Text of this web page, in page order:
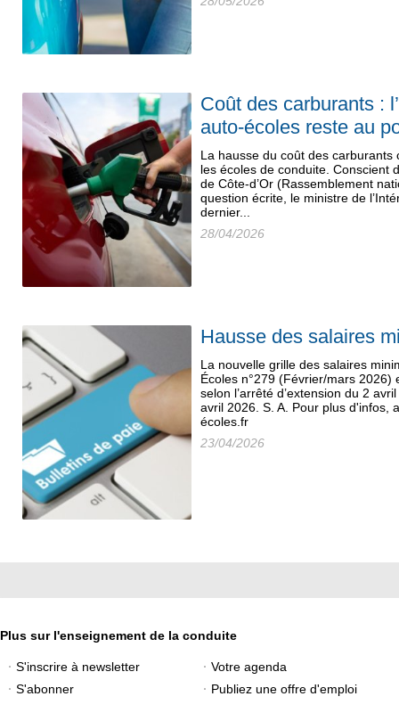
Coût des carburants :
auto-écoles reste au
La hausse du coût des
les écoles de conduite. Conscient
de Côte-d’Or (Rassemblement
question écrite, le ministre de
dernier...
28/04/2026
Hausse des salaires
La nouvelle grille des salaires
Écoles n°279 (Février/mars
selon l’arrêté d’extension du 2
avril 2026. S. A. Pour plus d'infos,
écoles.fr
23/04/2026
Plus sur l'enseignement de la conduite
S'inscrire à newsletter
Votre agenda
S'abonner
Publiez une offre d'emploi